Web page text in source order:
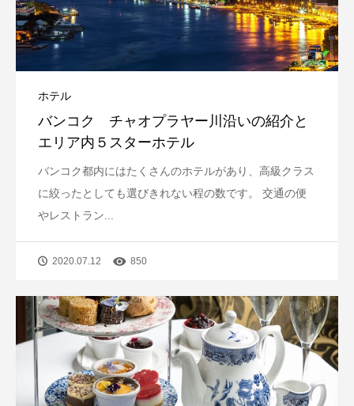
ホテル
バンコク チャオプラヤー川沿いの紹介と
エリア内５スターホテル
バンコク都内にはたくさんのホテルがあり、高級クラス
に絞ったとしても選びきれない程の数です。 交通の便
やレストラン...
2020.07.12 850